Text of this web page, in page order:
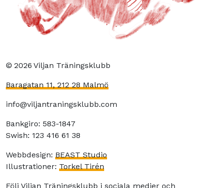
© 2026 Viljan Träningsklubb
Baragatan 11, 212 28 Malmö
info@viljantraningsklubb.com
Bankgiro: 583-1847
Swish: 123 416 61 38
Webbdesign: BEAST Studio
Illustrationer: Torkel Tirén
Följ Viljan Träningsklubb i sociala medier och